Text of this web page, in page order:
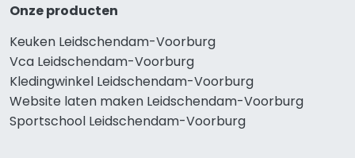
Onze producten
Keuken Leidschendam-Voorburg
Vca Leidschendam-Voorburg
Kledingwinkel Leidschendam-Voorburg
Website laten maken Leidschendam-Voorburg
Sportschool Leidschendam-Voorburg